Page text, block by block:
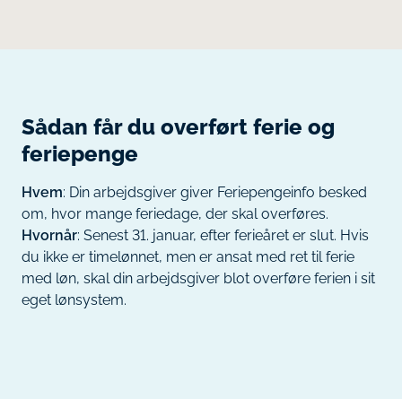
Sådan får du overført ferie og
feriepenge
Hvem: Din arbejdsgiver giver Feriepengeinfo besked
om, hvor mange feriedage, der skal overføres.
Hvornår: Senest 31. januar, efter ferieåret er slut. Hvis
du ikke er timelønnet, men er ansat med ret til ferie
med løn, skal din arbejdsgiver blot overføre ferien i sit
eget lønsystem.